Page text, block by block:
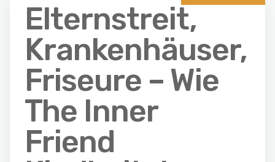
Elternstreit,
Krankenhäuser,
Friseure – Wie
The Inner
Friend